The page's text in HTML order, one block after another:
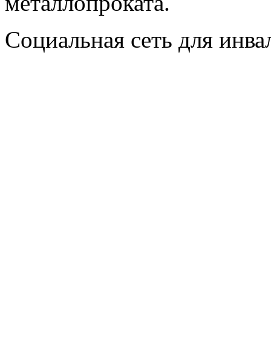
Социальная сеть для